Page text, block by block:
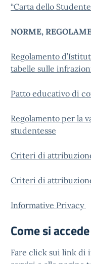
“Carta dello
NORME,
Regolamento
tabelle sulle
Patto educativo di
Regolamento per la
studentesse
Criteri di
Criteri di
Informative Privacy
Come si
Fare click sui link di